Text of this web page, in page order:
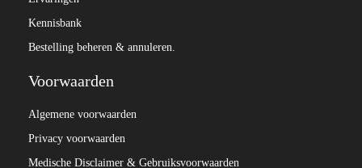
Kennisbank
Bestelling beheren & annuleren.
Voorwaarden
Algemene voorwaarden
Privacy voorwaarden
Medische Disclaimer & Gebruiksvoorwaarden